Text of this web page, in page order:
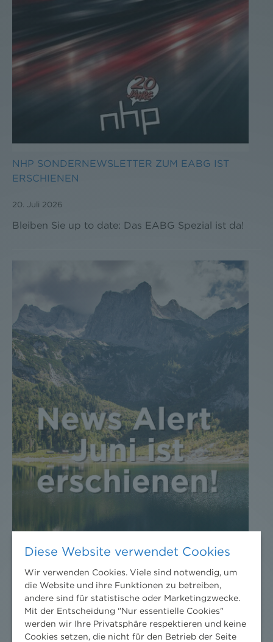
NHP SONDERNEWSLETTER ZUM EABG IST
ERSCHIENEN
20. Juli 2026
Bleiben Sie up to date: Das EABG Spezial ist da!
Diese Website verwendet Cookies
Wir verwenden Cookies. Viele sind notwendig, um
die Website und ihre Funktionen zu betreiben,
andere sind für statistische oder Marketingzwecke.
Mit der Entscheidung "Nur essentielle Cookies"
werden wir Ihre Privatsphäre respektieren und keine
Cookies setzen, die nicht für den Betrieb der Seite